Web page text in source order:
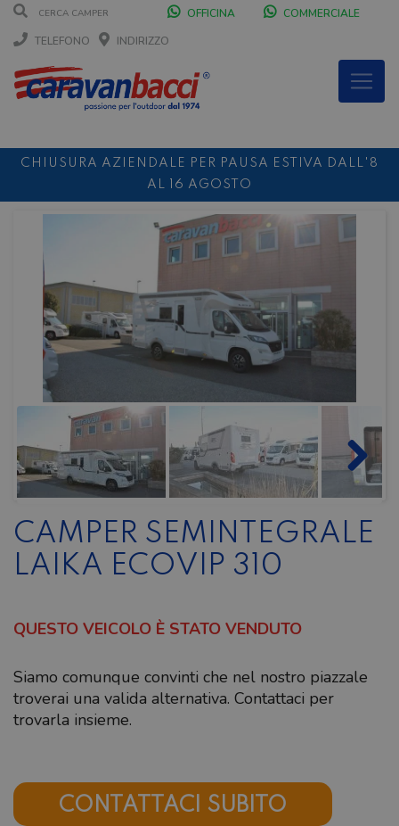
OFFICINA
COMMERCIALE
TELEFONO
INDIRIZZO
CHIUSURA AZIENDALE PER PAUSA ESTIVA DALL'8
AL 16 AGOSTO
DURANTE IL MESE DI AGOSTO SIAMO CHIUSI IL
SABATO POMERIGGIO
SCONTO 10% NOLEGGIO ENTRO IL 31.08
NOLEGGI DI SETTEMBRE
CAMPER SEMINTEGRALE
LAIKA ECOVIP 310
QUESTO VEICOLO È STATO VENDUTO
Siamo comunque convinti che nel nostro piazzale
troverai una valida alternativa. Contattaci per
trovarla insieme.
CONTATTACI SUBITO